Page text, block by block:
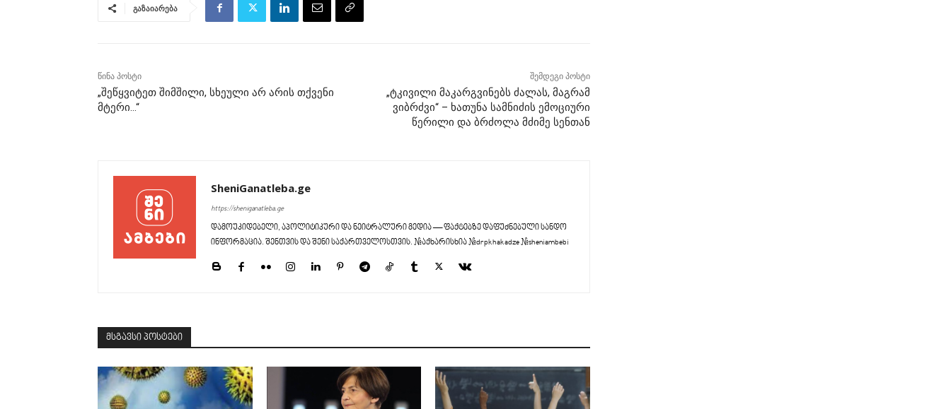
გაზაიარება
წინა პოსტი
„შეწყვიტეთ შიმშილი, სხეული არ არის თქვენი
მტერი…“
შემდეგი პოსტი
„ტკივილი მაკარგვინებს ძალას, მაგრამ
ვიბრძვი“ – ხათუნა სამნიძის ემოციური
წერილი და ბრძოლა მძიმე სენთან
SheniGanatleba.ge
https://sheniganatleba.ge
დამოუკიდებელი, აპოლიტიკური და ნეიტრალური მედია — ფაქტებზე დაფუძნებული სანდო
ინფორმაცია. შენთვის და შენი საქართველოსთვის. #აქხარისხია #drpkhakadze #sheniambebi
მსგავსი პოსტები